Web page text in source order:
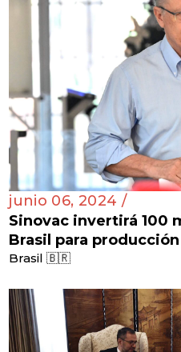
junio 06, 2024 /
Sinovac invertirá 100
Brasil para
Brasil 🇧🇷